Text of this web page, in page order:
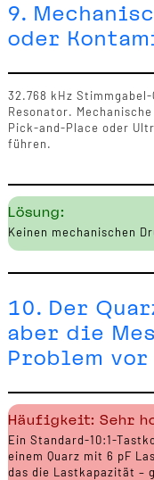
9.
oder
32.768 kHz
Resonator.
Pick-and-Place oder
führen.
Lösung:
Keinen mechanischen
10. Der
aber die
Problem vor
Häufigkeit: Sehr
Ein Standard-10:1-
einem Quarz mit 6 pF
das die Lastkapazität –